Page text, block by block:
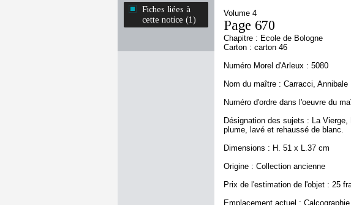
Fiches liées à
cette notice (1)
Volume 4
Page 670
Chapitre : Ecole de Bologne
Carton : carton 46
Numéro Morel d'Arleux : 5080
Nom du maître : Carracci, Annibale
Numéro d'ordre dans l'oeuvre du
Désignation des sujets : La
plume, lavé et rehaussé de blanc.
Dimensions : H. 51 x L.37 cm
Origine : Collection ancienne
Prix de l'estimation de l'objet : 25
Emplacement actuel :